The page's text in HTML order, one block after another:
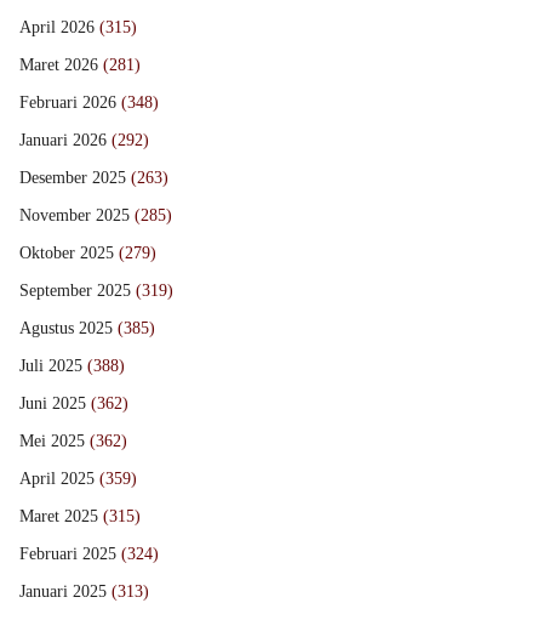
April 2026 (315)
Maret 2026 (281)
Februari 2026 (348)
Januari 2026 (292)
Desember 2025 (263)
November 2025 (285)
Oktober 2025 (279)
September 2025 (319)
Agustus 2025 (385)
Juli 2025 (388)
Juni 2025 (362)
Mei 2025 (362)
April 2025 (359)
Maret 2025 (315)
Februari 2025 (324)
Januari 2025 (313)